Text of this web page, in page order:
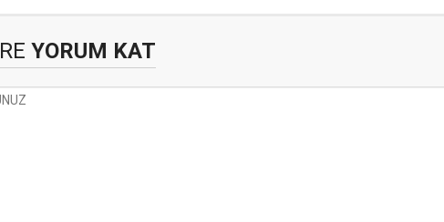
YORUM KAT